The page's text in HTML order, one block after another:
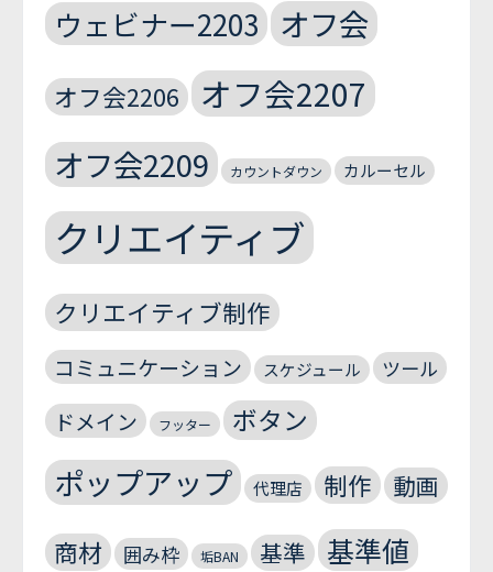
ウェビナー2203 オフ会
オフ会2206 オフ会2207
オフ会2209 カウントダウン カルーセル
クリエイティブ
クリエイティブ制作
コミュニケーション スケジュール ツール
ドメイン フッター ボタン
ポップアップ 代理店 制作 動画
商材 囲み枠 垢BAN 基準 基準値